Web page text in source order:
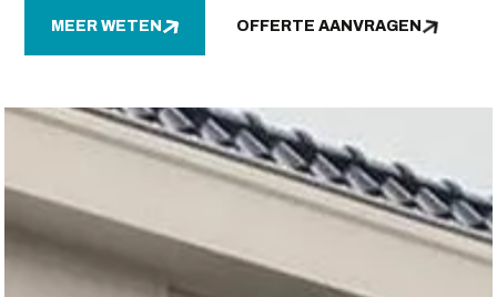
MEER WETEN OFFERTE AANVRAGEN